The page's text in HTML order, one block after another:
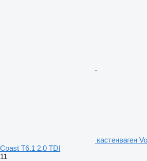
кастенваген
Coast T6.1 2.0 TDI
11